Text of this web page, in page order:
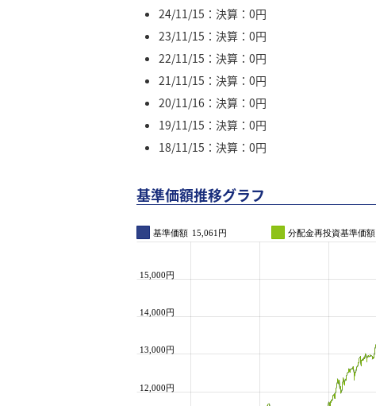
24/11/15：決算：0円
23/11/15：決算：0円
22/11/15：決算：0円
21/11/15：決算：0円
20/11/16：決算：0円
19/11/15：決算：0円
18/11/15：決算：0円
基準価額推移グラフ
基準価額 15,061円 分配金再投資基準価額
12,000円
13,000円
14,000円
15,000円